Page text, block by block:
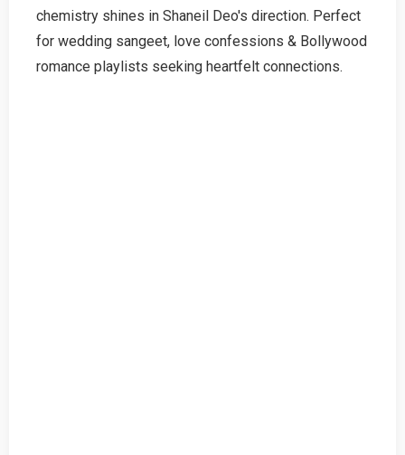
Malayalam
chemistry shines in Shaneil Deo's direction. Perfect
for wedding sangeet, love confessions & Bollywood
romance playlists seeking heartfelt connections.